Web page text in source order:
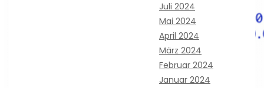
Juli 2024
Mai 2024
April 2024
März 2024
Februar 2024
Januar 2024